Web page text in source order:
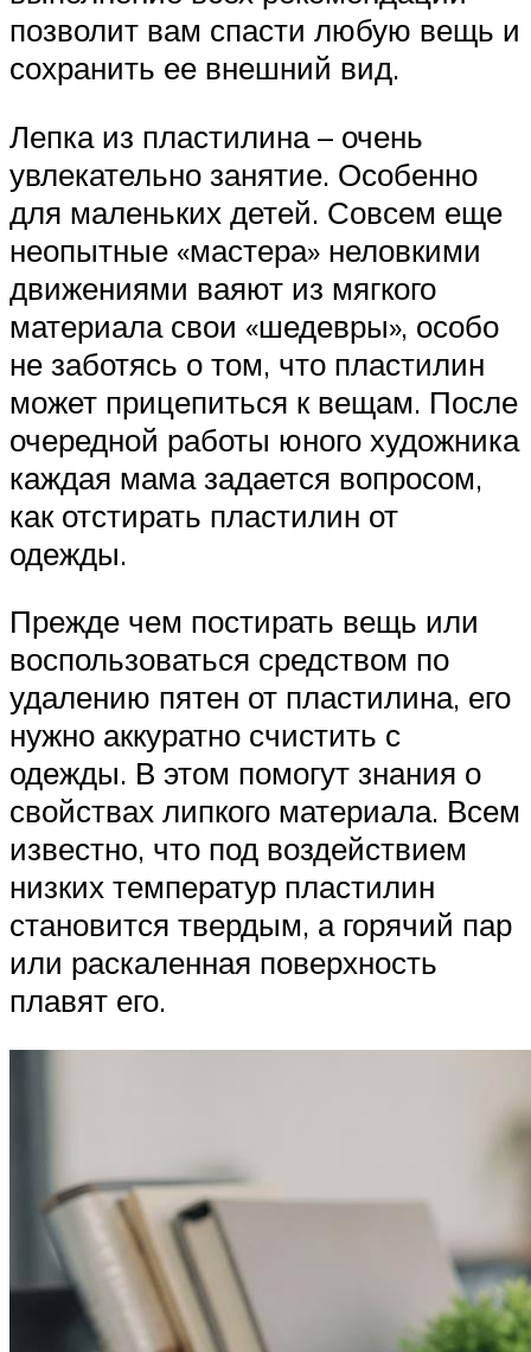
позволит вам спасти любую вещь и
сохранить ее внешний вид.
Лепка из пластилина – очень
увлекательно занятие. Особенно
для маленьких детей. Совсем еще
неопытные «мастера» неловкими
движениями ваяют из мягкого
материала свои «шедевры», особо
не заботясь о том, что пластилин
может прицепиться к вещам. После
очередной работы юного художника
каждая мама задается вопросом,
как отстирать пластилин от
одежды.
Прежде чем постирать вещь или
воспользоваться средством по
удалению пятен от пластилина, его
нужно аккуратно счистить с
одежды. В этом помогут знания о
свойствах липкого материала. Всем
известно, что под воздействием
низких температур пластилин
становится твердым, а горячий пар
или раскаленная поверхность
плавят его.